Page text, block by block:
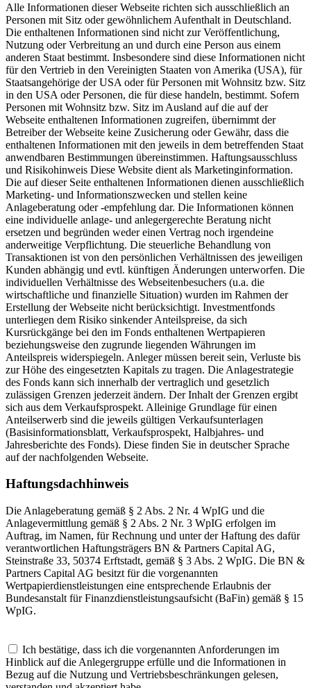
Alle Informationen dieser Webseite richten sich ausschließlich an
Personen mit Sitz oder gewöhnlichem Aufenthalt in Deutschland.
Die enthaltenen Informationen sind nicht zur Veröffentlichung,
Nutzung oder Verbreitung an und durch eine Person aus einem
anderen Staat bestimmt. Insbesondere sind diese Informationen nicht
für den Vertrieb in den Vereinigten Staaten von Amerika (USA), für
Staatsangehörige der USA oder für Personen mit Wohnsitz bzw. Sitz
in den USA oder Personen, die für diese handeln, bestimmt. Sofern
Personen mit Wohnsitz bzw. Sitz im Ausland auf die auf der
Webseite enthaltenen Informationen zugreifen, übernimmt der
Betreiber der Webseite keine Zusicherung oder Gewähr, dass die
enthaltenen Informationen mit den jeweils in dem betreffenden Staat
anwendbaren Bestimmungen übereinstimmen. Haftungsausschluss
und Risikohinweis Diese Website dient als Marketinginformation.
Die auf dieser Seite enthaltenen Informationen dienen ausschließlich
Marketing- und Informationszwecken und stellen keine
Anlageberatung oder -empfehlung dar. Die Informationen können
eine individuelle anlage- und anlegergerechte Beratung nicht
ersetzen und begründen weder einen Vertrag noch irgendeine
anderweitige Verpflichtung. Die steuerliche Behandlung von
Transaktionen ist von den persönlichen Verhältnissen des jeweiligen
Kunden abhängig und evtl. künftigen Änderungen unterworfen. Die
individuellen Verhältnisse des Webseitenbesuchers (u.a. die
wirtschaftliche und finanzielle Situation) wurden im Rahmen der
Erstellung der Webseite nicht berücksichtigt. Investmentfonds
unterliegen dem Risiko sinkender Anteilspreise, da sich
Kursrückgänge bei den im Fonds enthaltenen Wertpapieren
beziehungsweise den zugrunde liegenden Währungen im
Anteilspreis widerspiegeln. Anleger müssen bereit sein, Verluste bis
zur Höhe des eingesetzten Kapitals zu tragen. Die Anlagestrategie
des Fonds kann sich innerhalb der vertraglich und gesetzlich
zulässigen Grenzen jederzeit ändern. Der Inhalt der Grenzen ergibt
sich aus dem Verkaufsprospekt. Alleinige Grundlage für einen
Anteilserwerb sind die jeweils gültigen Verkaufsunterlagen
(Basisinformationsblatt, Verkaufsprospekt, Halbjahres- und
Jahresberichte des Fonds). Diese finden Sie in deutscher Sprache
auf der nachfolgenden Webseite.
Haftungsdachhinweis
Die Anlageberatung gemäß § 2 Abs. 2 Nr. 4 WpIG und die
Anlagevermittlung gemäß § 2 Abs. 2 Nr. 3 WpIG erfolgen im
Auftrag, im Namen, für Rechnung und unter der Haftung des dafür
verantwortlichen Haftungsträgers BN & Partners Capital AG,
Steinstraße 33, 50374 Erftstadt, gemäß § 3 Abs. 2 WpIG. Die BN &
Partners Capital AG besitzt für die vorgenannten
Wertpapierdienstleistungen eine entsprechende Erlaubnis der
Bundesanstalt für Finanzdienstleistungsaufsicht (BaFin) gemäß § 15
WpIG.
Ich bestätige, dass ich die vorgenannten Anforderungen im
Hinblick auf die Anlegergruppe erfülle und die Informationen in
Bezug auf die Nutzung und Vertriebsbeschränkungen gelesen,